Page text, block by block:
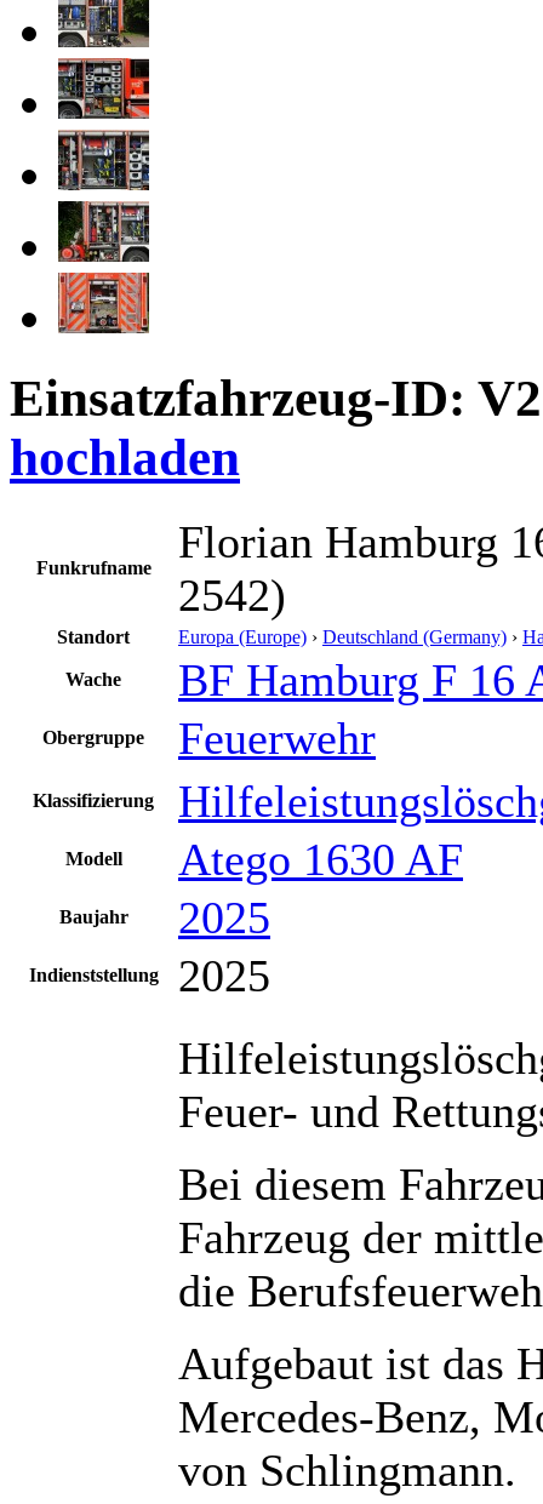
Einsatzfahrzeug-ID:
hochladen
Funkrufname
Florian Hamburg
2542)
Standort Europa (Europe) › Deutschland (Germany) ›
Wache BF Hamburg F 16
Obergruppe Feuerwehr
Klassifizierung
Modell Atego 1630 AF
Baujahr 2025
Indienststellung
2025
Feuer- und
Bei diesem
Fahrzeug der
die
Aufgebaut ist das
Mercedes-Benz,
von Schlingmann.